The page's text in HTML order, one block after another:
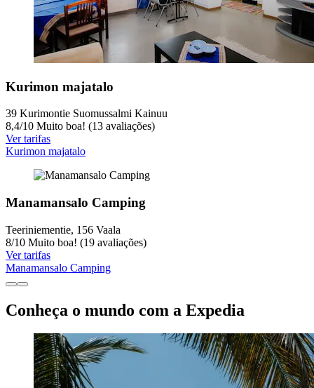
Kurimon majatalo
39 Kurimontie Suomussalmi Kainuu
8,4/10 Muito boa! (13 avaliações)
Ver tarifas
Kurimon majatalo
Manamansalo Camping
Teeriniementie, 156 Vaala
8/10 Muito boa! (19 avaliações)
Ver tarifas
Manamansalo Camping
Conheça o mundo com a Expedia